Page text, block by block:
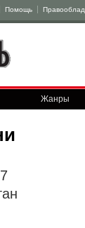
Помощь
Жанры